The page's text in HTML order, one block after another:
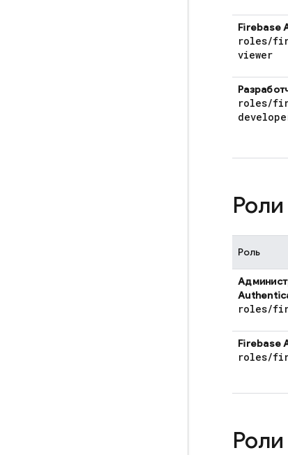
Firebase
roles/
viewer
roles/
Роли
Роль
roles/
Firebase
roles/
Роли